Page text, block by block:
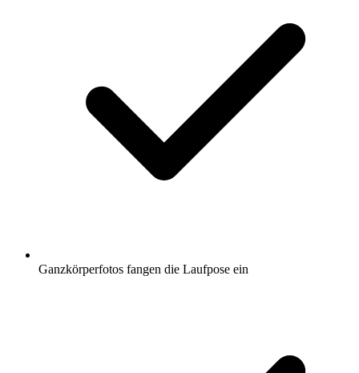
Ganzkörperfotos fangen die Laufpose ein